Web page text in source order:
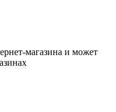
магазина и может